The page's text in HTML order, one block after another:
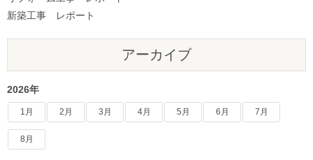
新築工事 レポート
アーカイブ
2026年
1月 2月 3月 4月 5月 6月 7月
8月